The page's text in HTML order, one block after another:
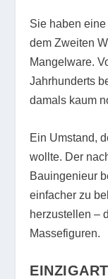
Sie haben
dem Zweiten
Mangelware.
Jahrhunderts
damals kaum
Ein Umstand,
wollte. Der
Bauingenieur
einfacher zu
herzustellen –
Massefiguren.